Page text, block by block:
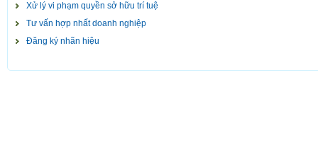
Xử lý vi phạm quyền sở hữu trí tuệ
Tư vấn hợp nhất doanh nghiệp
Đăng ký nhãn hiệu